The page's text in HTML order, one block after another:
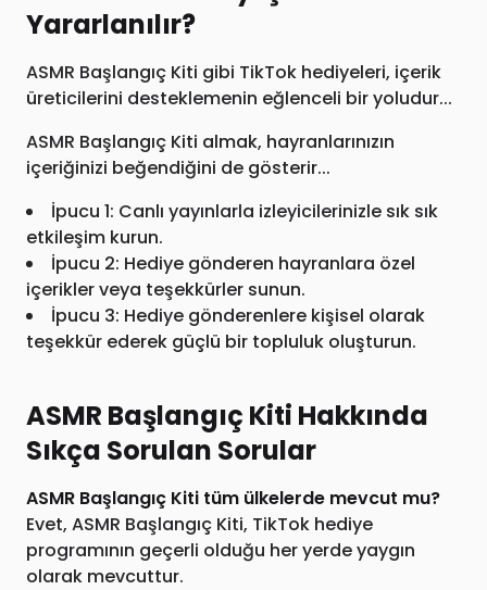
Yararlanılır?
ASMR Başlangıç Kiti gibi TikTok hediyeleri, içerik
üreticilerini desteklemenin eğlenceli bir yoludur...
ASMR Başlangıç Kiti almak, hayranlarınızın
içeriğinizi beğendiğini de gösterir...
İpucu 1: Canlı yayınlarla izleyicilerinizle sık sık
etkileşim kurun.
İpucu 2: Hediye gönderen hayranlara özel
içerikler veya teşekkürler sunun.
İpucu 3: Hediye gönderenlere kişisel olarak
teşekkür ederek güçlü bir topluluk oluşturun.
ASMR Başlangıç Kiti Hakkında
Sıkça Sorulan Sorular
ASMR Başlangıç Kiti tüm ülkelerde mevcut mu?
Evet, ASMR Başlangıç Kiti, TikTok hediye
programının geçerli olduğu her yerde yaygın
olarak mevcuttur.